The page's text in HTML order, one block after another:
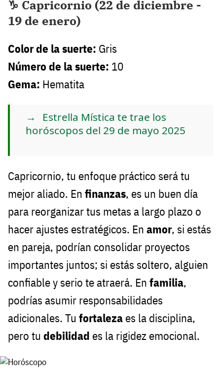
♑ Capricornio (22 de diciembre -
19 de enero)
Color de la suerte: Gris
Número de la suerte: 10
Gema: Hematita
Estrella Mística te trae los
horóscopos del 29 de mayo 2025
Capricornio, tu enfoque práctico será tu
mejor aliado. En finanzas, es un buen día
para reorganizar tus metas a largo plazo o
hacer ajustes estratégicos. En amor, si estás
en pareja, podrían consolidar proyectos
importantes juntos; si estás soltero, alguien
confiable y serio te atraerá. En familia,
podrías asumir responsabilidades
adicionales. Tu fortaleza es la disciplina,
pero tu debilidad es la rigidez emocional.